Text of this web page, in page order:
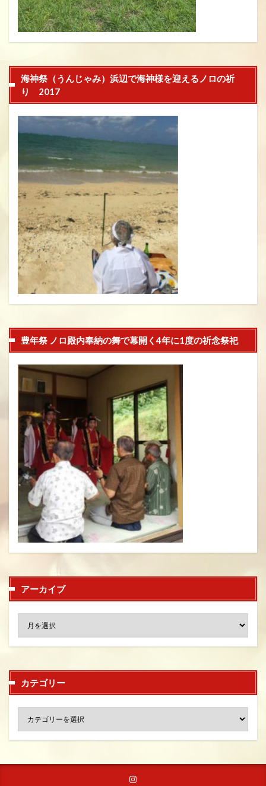
海神祭（うんじゃみ）浜辺で海神様を迎えるノロの祈
り 2017
豊年祭 ノロ殿内奉納の舞で幕開く4年に1度の祈念祭祀
アーカイブ
カテゴリー